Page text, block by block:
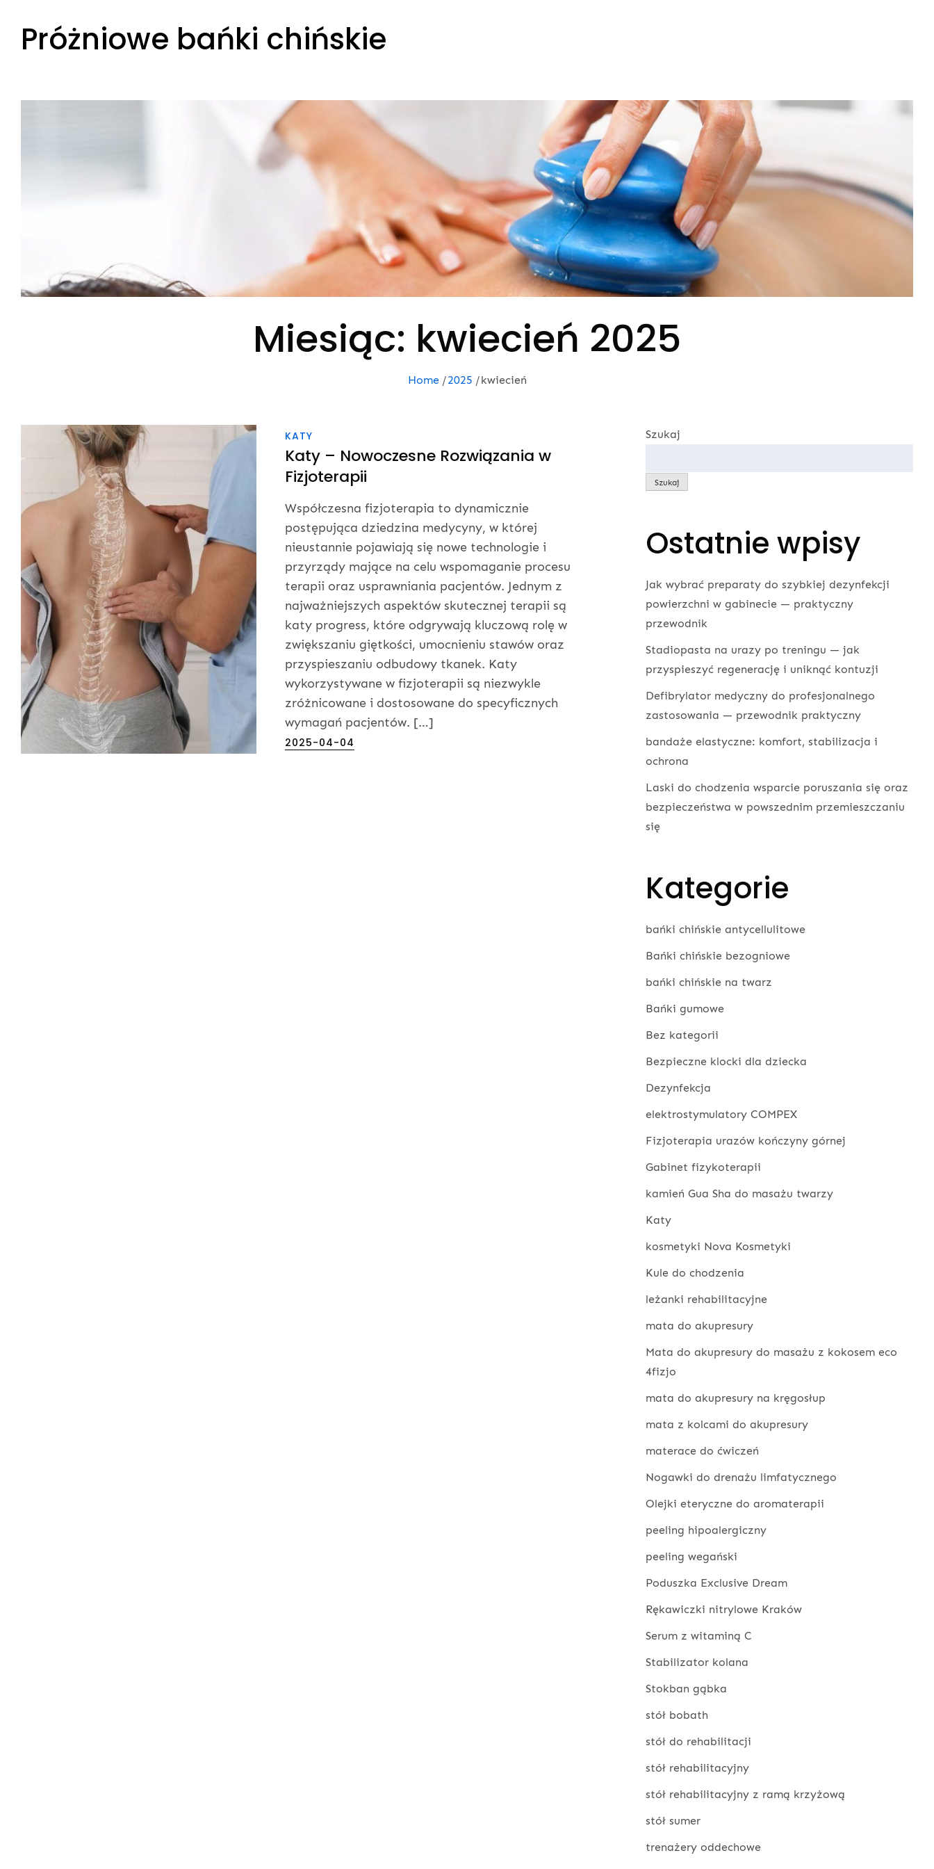
contentPróżniowe bańki chińskie
Miesiąc: kwiecień 2025
Home 2025 kwiecień
KATY
Katy – Nowoczesne Rozwiązania w
Fizjoterapii
Współczesna fizjoterapia to dynamicznie
postępująca dziedzina medycyny, w której
nieustannie pojawiają się nowe technologie i
przyrządy mające na celu wspomaganie procesu
terapii oraz usprawniania pacjentów. Jednym z
najważniejszych aspektów skutecznej terapii są
katy progress, które odgrywają kluczową rolę w
zwiększaniu giętkości, umocnieniu stawów oraz
przyspieszaniu odbudowy tkanek. Katy
wykorzystywane w fizjoterapii są niezwykle
zróżnicowane i dostosowane do specyficznych
wymagań pacjentów. […]
Posted
2025-04-04
Szukaj
Szukaj
Ostatnie wpisy
Jak wybrać preparaty do szybkiej dezynfekcji
powierzchni w gabinecie — praktyczny
przewodnik
Stadiopasta na urazy po treningu — jak
przyspieszyć regenerację i uniknąć kontuzji
Defibrylator medyczny do profesjonalnego
zastosowania — przewodnik praktyczny
bandaże elastyczne: komfort, stabilizacja i
ochrona
Laski do chodzenia wsparcie poruszania się oraz
bezpieczeństwa w powszednim przemieszczaniu
się
Kategorie
bańki chińskie antycellulitowe
Bańki chińskie bezogniowe
bańki chińskie na twarz
Bańki gumowe
Bez kategorii
Bezpieczne klocki dla dziecka
Dezynfekcja
elektrostymulatory COMPEX
Fizjoterapia urazów kończyny górnej
Gabinet fizykoterapii
kamień Gua Sha do masażu twarzy
Katy
kosmetyki Nova Kosmetyki
Kule do chodzenia
leżanki rehabilitacyjne
mata do akupresury
Mata do akupresury do masażu z kokosem eco
4fizjo
mata do akupresury na kręgosłup
mata z kolcami do akupresury
materace do ćwiczeń
Nogawki do drenażu limfatycznego
Olejki eteryczne do aromaterapii
peeling hipoalergiczny
peeling wegański
Poduszka Exclusive Dream
Rękawiczki nitrylowe Kraków
Serum z witaminą C
Stabilizator kolana
Stokban gąbka
stół bobath
stół do rehabilitacji
stół rehabilitacyjny
stół rehabilitacyjny z ramą krzyżową
stół sumer
trenażery oddechowe